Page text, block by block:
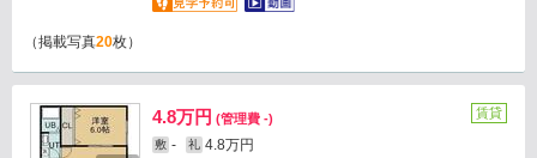
（掲載写真20枚）
4.8万円 (管理費 -)
敷 - 礼 4.8万円
賃貸